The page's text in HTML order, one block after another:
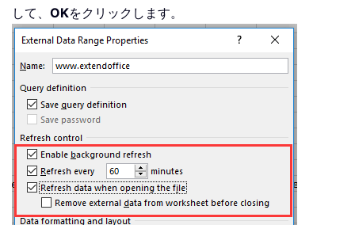
して、 OKをクリックします。